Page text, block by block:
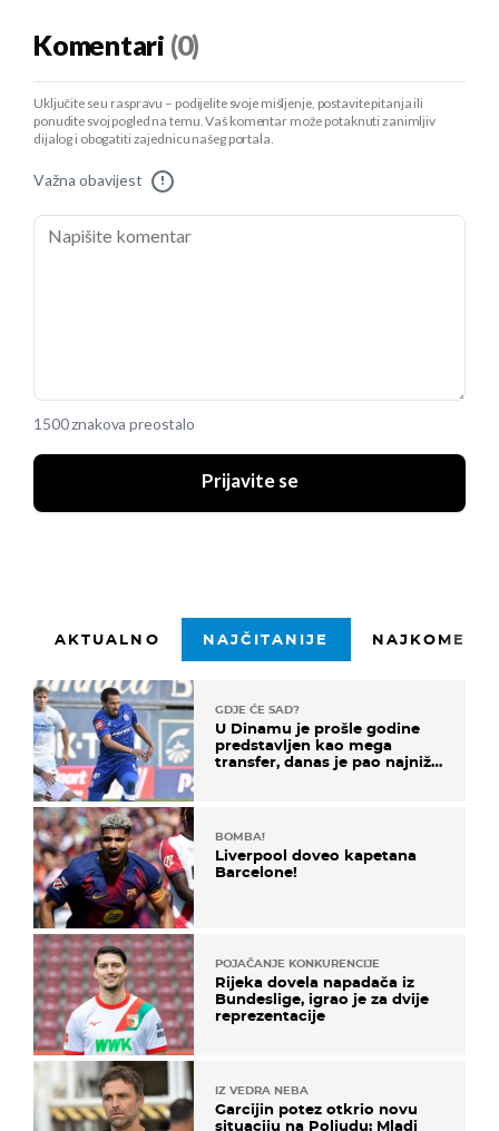
Komentari (0)
Uključite se u raspravu – podijelite svoje mišljenje, postavite pitanja ili
ponudite svoj pogled na temu. Vaš komentar može potaknuti zanimljiv
dijalog i obogatiti zajednicu našeg portala.
Važna obavijest !
1500 znakova preostalo
Prijavite se
AKTUALNO NAJČITANIJE
GDJE ĆE SAD?
U Dinamu je prošle godine
predstavljen kao mega
transfer, danas je pao najniže
BOMBA!
Liverpool doveo kapetana
Barcelone!
POJAČANJE KONKURENCIJE
Rijeka dovela napadača iz
Bundeslige, igrao je za dvije
reprezentacije
IZ VEDRA NEBA
Garcijin potez otkrio novu
situaciju na Poljudu: Mladi